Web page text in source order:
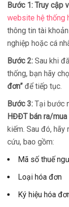
Bước 1: Truy cập
website hệ thống
thông tin tài
nghiệp hoặc cá
Bước 2: Sau khi
thống, bạn hãy
đơn” để tiếp tục.
Bước 3: Tại bước
HĐĐT bán ra/mua
kiếm. Sau đó,
cứu, bao gồm:
Mã số thuế
Loại hóa đơn
Ký hiệu hóa